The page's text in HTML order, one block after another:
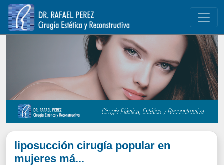
liposucción cirugía popular en
mujeres má...